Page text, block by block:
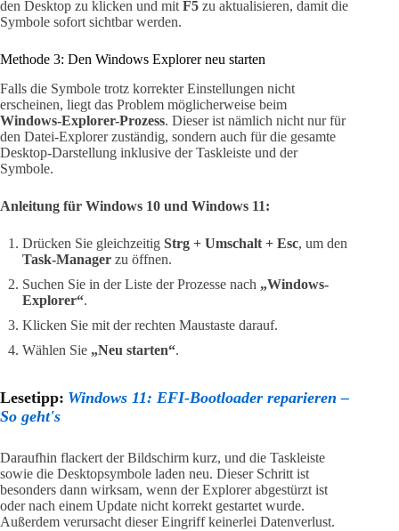
den Desktop zu klicken und mit F5 zu aktualisieren, damit die
Symbole sofort sichtbar werden.
Methode 3: Den Windows Explorer neu starten
Falls die Symbole trotz korrekter Einstellungen nicht
erscheinen, liegt das Problem möglicherweise beim
Windows-Explorer-Prozess. Dieser ist nämlich nicht nur für
den Datei-Explorer zuständig, sondern auch für die gesamte
Desktop-Darstellung inklusive der Taskleiste und der
Symbole.
Anleitung für Windows 10 und Windows 11:
Drücken Sie gleichzeitig Strg + Umschalt + Esc, um den
Task-Manager zu öffnen.
Suchen Sie in der Liste der Prozesse nach „Windows-
Explorer“.
Klicken Sie mit der rechten Maustaste darauf.
Wählen Sie „Neu starten“.
Lesetipp: Windows 11: EFI-Bootloader reparieren –
So geht's
Daraufhin flackert der Bildschirm kurz, und die Taskleiste
sowie die Desktopsymbole laden neu. Dieser Schritt ist
besonders dann wirksam, wenn der Explorer abgestürzt ist
oder nach einem Update nicht korrekt gestartet wurde.
Außerdem verursacht dieser Eingriff keinerlei Datenverlust.